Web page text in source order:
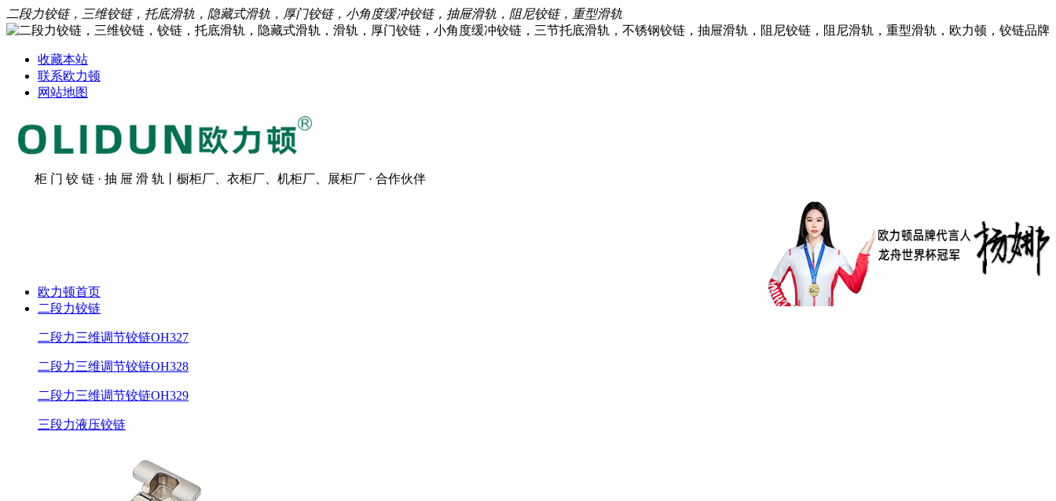
二段力铰链，三维铰链，托底滑轨，隐藏式滑轨，厚门铰链，小角度缓冲铰链，抽屉滑轨，阻尼铰链，重型滑轨
收藏本站
联系欧力顿
网站地图
柜 门 铰 链 · 抽 屉 滑 轨丨橱柜厂、衣柜厂、机柜厂、展柜厂 · 合作伙伴
欧力顿首页
二段力铰链
二段力三维调节铰链OH327
二段力三维调节铰链OH328
二段力三维调节铰链OH329
三段力液压铰链